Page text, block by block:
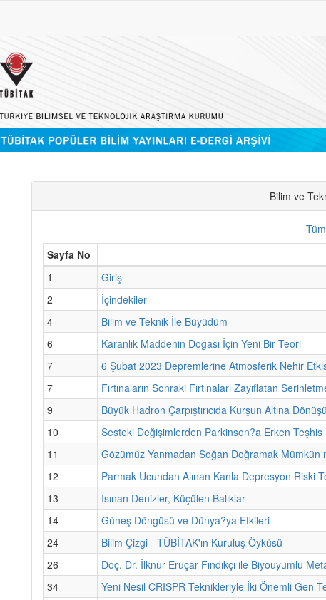
Bilim ve
Sayfa No
1
Giriş
2
İçindekiler
4
Bilim ve Teknik İle Büyüdüm
6
Karanlık Maddenin Doğası İçin Yeni Bir Teori
7
6 Şubat 2023 Depremlerine Atmosferik Nehir
7
Fırtınaların Sonraki Fırtınaları Zayıflatan
9
Büyük Hadron Çarpıştırıcıda Kurşun Altına
10
Sesteki Değişimlerden Parkinson?a Erken Teşhis
11
Gözümüz Yanmadan Soğan Doğramak Mümkün
12
Parmak Ucundan Alınan Kanla Depresyon Riski
13
Isınan Denizler, Küçülen Balıklar
14
Güneş Döngüsü ve Dünya?ya Etkileri
24
Bilim Çizgi - TÜBİTAK'ın Kuruluş Öyküsü
26
Doç. Dr. İlknur Eruçar Fındıkçı ile Biyouyumlu
34
Yeni Nesil CRISPR Teknikleriyle İki Önemli Gen